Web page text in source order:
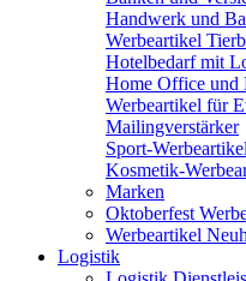
Handwerk und
Werbeartikel
Hotelbedarf mit
Home Office und
Werbeartikel für
Mailingverstärker
Sport-Werbeartikel
Kosmetik-
Marken
Oktoberfest
Werbeartikel
Logistik